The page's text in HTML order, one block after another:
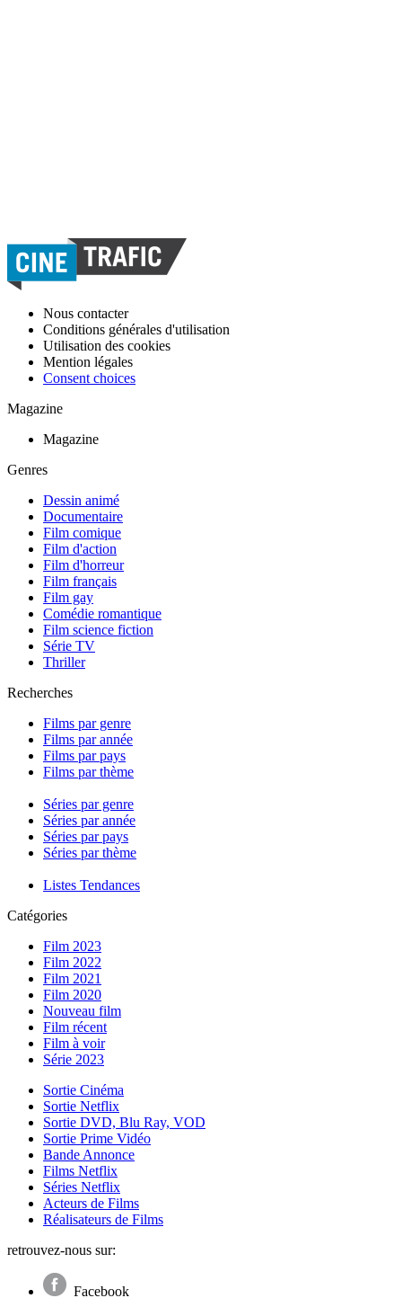
Nous contacter
Conditions générales d'utilisation
Utilisation des cookies
Mention légales
Consent choices
Magazine
Magazine
Genres
Dessin animé
Documentaire
Film comique
Film d'action
Film d'horreur
Film français
Film gay
Comédie romantique
Film science fiction
Série TV
Thriller
Recherches
Films par genre
Films par année
Films par pays
Films par thème
Séries par genre
Séries par année
Séries par pays
Séries par thème
Listes Tendances
Catégories
Film 2023
Film 2022
Film 2021
Film 2020
Nouveau film
Film récent
Film à voir
Série 2023
Sortie Cinéma
Sortie Netflix
Sortie DVD, Blu Ray, VOD
Sortie Prime Vidéo
Bande Annonce
Films Netflix
Séries Netflix
Acteurs de Films
Réalisateurs de Films
retrouvez-nous sur:
Facebook